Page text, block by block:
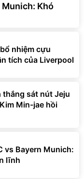
Khó
nhiệm cựu
tích của Liverpool
thắng sát nút Jeju
Min-jae hồi
vs Bayern Munich:
lĩnh